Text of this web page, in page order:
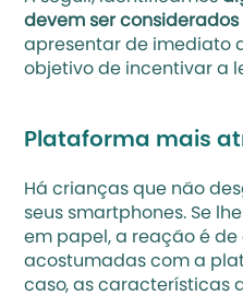
devem ser considerados
apresentar de imediato
objetivo de incentivar a
Plataforma mais
Há crianças que não
seus smartphones. Se
em papel, a reação é de
acostumadas com a
caso, as características